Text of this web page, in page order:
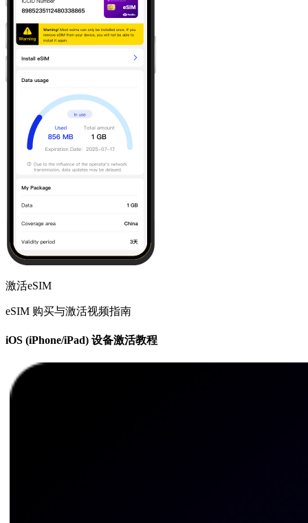
激活eSIM
eSIM 购买与激活视频指南
iOS (iPhone/iPad) 设备激活教程